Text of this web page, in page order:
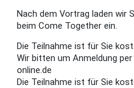
Nach dem Vortrag laden wir
beim Come Together ein.
Die Teilnahme ist für Sie
Wir bitten um Anmeldung
online.de
Die Teilnahme ist für Sie